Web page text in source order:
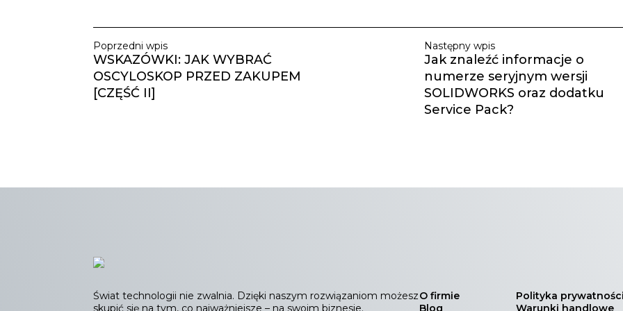
Poprzedni wpis
WSKAZÓWKI: JAK WYBRAĆ
OSCYLOSKOP PRZED ZAKUPEM
[CZĘŚĆ II]
Następny wpis
Jak znaleźć informacje o
numerze seryjnym wersji
SOLIDWORKS oraz dodatku
Service Pack?
Świat technologii nie zwalnia. Dzięki naszym rozwiązaniom możesz
skupić się na tym, co najważniejsze – na swoim biznesie.
O firmie
Blog
Polityka
Warunki handlowe